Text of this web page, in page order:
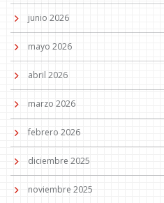
junio 2026
mayo 2026
abril 2026
marzo 2026
febrero 2026
diciembre 2025
noviembre 2025